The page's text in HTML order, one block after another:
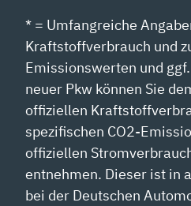
* = Umfangreiche
Kraftstoffverbrauch und
Emissionswerten und
neuer Pkw können Sie
offiziellen
spezifischen CO2-
offiziellen
entnehmen. Dieser ist in
bei der Deutschen